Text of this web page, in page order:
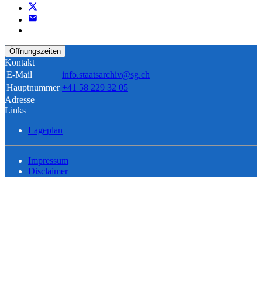
Öffnungszeiten
Kontakt
E-Mail
info.staatsarchiv@sg.ch
Hauptnummer +41 58 229 32 05
Adresse
Links
Lageplan
Impressum
Disclaimer